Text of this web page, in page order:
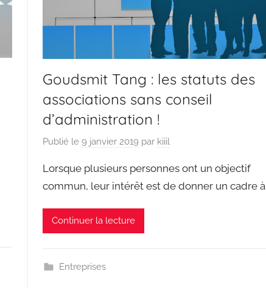
Goudsmit Tang : les statuts des
associations sans conseil
d’administration !
Publié le 9 janvier 2019 par kiiil
Lorsque plusieurs personnes ont un objectif
commun, leur intérêt est de donner un cadre à
Continuer la lecture
Entreprises